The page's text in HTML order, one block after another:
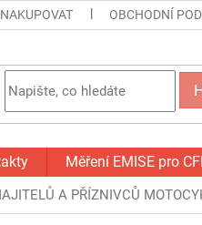
OBCHODNÍ
Měření EMISE pro
A PŘÍZNIVCŮ